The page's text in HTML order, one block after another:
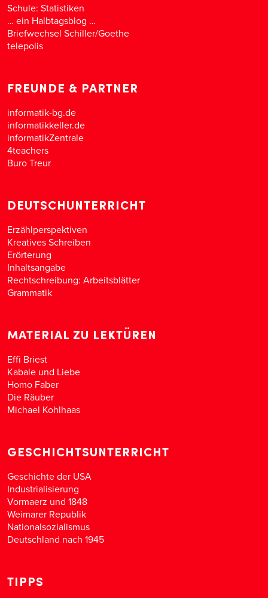
Schule: Statistiken
… ein Halbtagsblog …
Briefwechsel Schiller/Goethe
telepolis
FREUNDE & PARTNER
informatik-bg.de
informatikkeller.de
informatikZentrale
4teachers
Buro Treur
DEUTSCHUNTERRICHT
Erzählperspektiven
Kreatives Schreiben
Erörterung
Inhaltsangabe
Rechtschreibung: Arbeitsblätter
Grammatik
MATERIAL ZU LEKTÜREN
Effi Briest
Kabale und Liebe
Homo Faber
Die Räuber
Michael Kohlhaas
GESCHICHTSUNTERRICHT
Geschichte der USA
Industrialisierung
Vormaerz und 1848
Weimarer Republik
Nationalsozialismus
Deutschland nach 1945
TIPPS